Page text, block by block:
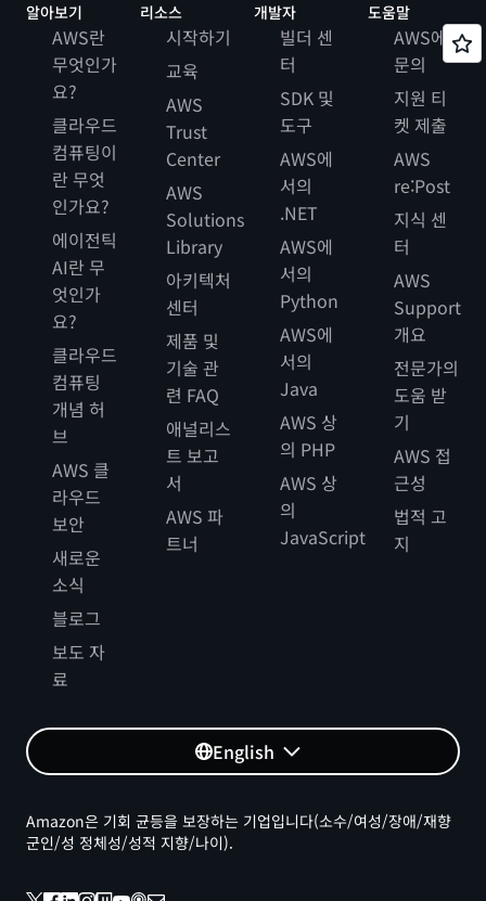
알아보기
AWS란
무엇인가
요?
클라우드
컴퓨팅이
란 무엇
인가요?
에이전틱
AI란 무
엇인가
요?
클라우드
컴퓨팅
개념 허
브
AWS 클
라우드
보안
새로운
소식
블로그
보도 자
료
리소스
시작하기
교육
AWS
Trust
Center
AWS
Solutions
Library
아키텍처
센터
제품 및
기술 관
련 FAQ
애널리스
트 보고
서
AWS 파
트너
개발자
빌더 센
터
SDK 및
도구
AWS에
서의
.NET
AWS에
서의
Python
AWS에
서의
Java
AWS 상
의 PHP
AWS 상
의
JavaScript
도움말
AWS에
문의
지원 티
켓 제출
AWS
re:Post
지식 센
터
AWS
Support
개요
전문가의
도움 받
기
AWS 접
근성
법적 고
지
English
Amazon은 기회 균등을 보장하는 기업입니다(소수/여성/장애/재향
군인/성 정체성/성적 지향/나이).